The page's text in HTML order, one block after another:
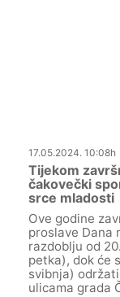
17.05.2024. 10:08h
Tijekom
čakovečki
srce mladosti
Ove godine
proslave Dana
razdoblju od
petka), dok će
svibnja)
ulicama grada